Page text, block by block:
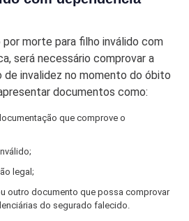
morte para filho inválido com
será necessário comprovar a
de invalidez no momento do óbito
documentos como:
que comprove o
legal;
outro documento que possa comprovar
do segurado falecido.